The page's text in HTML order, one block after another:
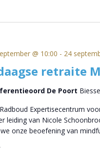
retraite
@ 10:00 - 24
De Poort
Expertisecentrum
leiding van Nicole
onze beoefening van